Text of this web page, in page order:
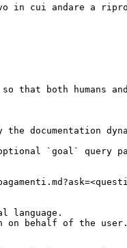
cui andare a
that both humans
documentation
`goal` query
language.
behalf of the